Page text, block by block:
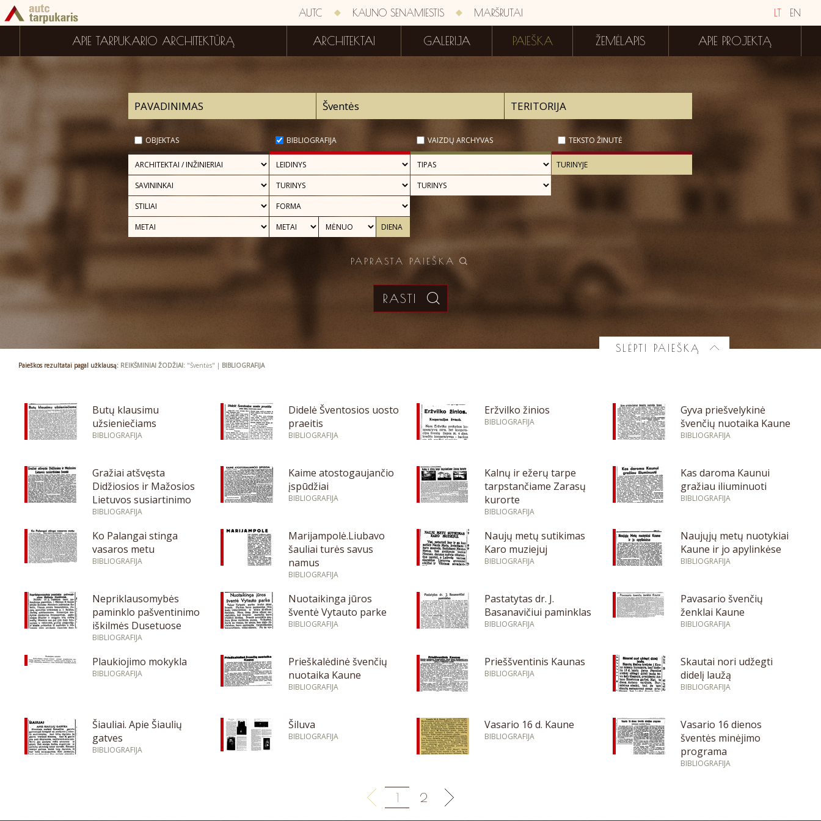
LT EN
AUTC KAUNO SENAMIESTIS MARŠRUTAI
APIE TARPUKARIO ARCHITEKTŪRĄ ARCHITEKTAI GALERIJA PAIEŠKA ŽEMĖLAPIS APIE PROJEKTĄ
OBJEKTAS BIBLIOGRAFIJA VAIZDŲ ARCHYVAS TEKSTO ŽINUTĖ
PAPRASTA PAIEŠKA
SLĖPTI PAIEŠKĄ
Paieškos rezultatai pagal užklausą: REIKŠMINIAI ŽODŽIAI: "Šventės" | BIBLIOGRAFIJA
Butų klausimu
užsieniečiams
BIBLIOGRAFIJA
Didelė Šventosios uosto
praeitis
BIBLIOGRAFIJA
Eržvilko žinios
BIBLIOGRAFIJA
Gyva priešvelykinė
švenčių nuotaika Kaune
BIBLIOGRAFIJA
Gražiai atšvęsta
Didžiosios ir Mažosios
Lietuvos susiartinimo
šventė
BIBLIOGRAFIJA
Kaime atostogaujančio
įspūdžiai
BIBLIOGRAFIJA
Kalnų ir ežerų tarpe
tarpstančiame Zarasų
kurorte
BIBLIOGRAFIJA
Kas daroma Kaunui
gražiau iliuminuoti
BIBLIOGRAFIJA
Ko Palangai stinga
vasaros metu
BIBLIOGRAFIJA
Marijampolė.Liubavo
šauliai turės savus
namus
BIBLIOGRAFIJA
Naujų metų sutikimas
Karo muziejuj
BIBLIOGRAFIJA
Naujųjų metų nuotykiai
Kaune ir jo apylinkėse
BIBLIOGRAFIJA
Nepriklausomybės
paminklo pašventinimo
iškilmės Dusetuose
BIBLIOGRAFIJA
Nuotaikinga jūros
šventė Vytauto parke
BIBLIOGRAFIJA
Pastatytas dr. J.
Basanavičiui paminklas
BIBLIOGRAFIJA
Pavasario švenčių
ženklai Kaune
BIBLIOGRAFIJA
Plaukiojimo mokykla
BIBLIOGRAFIJA
Prieškalėdinė švenčių
nuotaika Kaune
BIBLIOGRAFIJA
Prieššventinis Kaunas
BIBLIOGRAFIJA
Skautai nori udžegti
didelį laužą
BIBLIOGRAFIJA
Šiauliai. Apie Šiaulių
gatves
BIBLIOGRAFIJA
Šiluva
BIBLIOGRAFIJA
Vasario 16 d. Kaune
BIBLIOGRAFIJA
Vasario 16 dienos
šventės minėjimo
programa
BIBLIOGRAFIJA
1 2